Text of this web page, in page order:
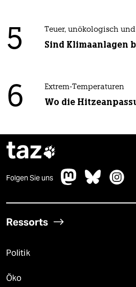
5 Teuer, unökologisch
Sind Klimaanlagen
6 Extrem-Temperaturen
Wo die
taz
Folgen Sie uns
Ressorts
Politik
Öko